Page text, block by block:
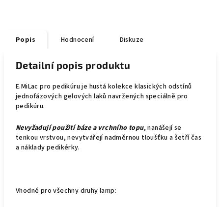
Popis Hodnocení Diskuze
Detailní popis produktu
E.MiLac pro pedikúru je hustá kolekce klasických odstínů
jednofázových gelových laků navržených speciálně pro
pedikúru.
Nevyžadují použití báze a vrchního topu, nanášejí se
tenkou vrstvou, nevytvářejí nadměrnou tloušťku a šetří čas
a náklady pedikérky.
Vhodné pro všechny druhy lamp: